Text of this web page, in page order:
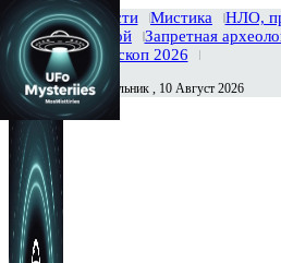
Главная Новости Мистика
НЛО,
Тайны вселенной
Запретная
История
Гороскоп 2026
Сегодня Понедельник , 10 Август 2026